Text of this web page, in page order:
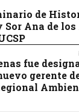
de
Sor Ana de
fue
gerente